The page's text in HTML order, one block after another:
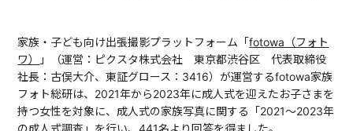
家族・子ども向け出張撮影プラットフォーム「fotowa（フォト
ワ）
」（運営：ピクスタ株式会社 東京都渋谷区 代表取締役
社長：古俣大介、東証グロース：3416）​​が運営するfotowa家族
フォト総研は、2021年から2023年に成人式を迎えたお子さまを
持つ女性を対象に、成人式の家族写真に関する「2021〜2023年
の成人式調査」を行い、441名より回答を得ました。